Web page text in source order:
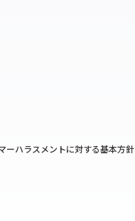
ーハラスメントに対する基本方針